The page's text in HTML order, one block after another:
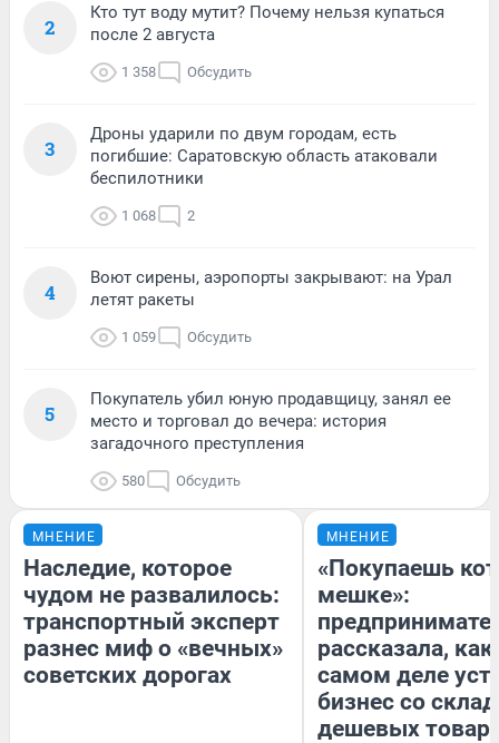
2
Кто тут воду мутит? Почему нельзя купаться
после 2 августа
1 358 Обсудить
3
Дроны ударили по двум городам, есть
погибшие: Саратовскую область атаковали
беспилотники
1 068 2
4
Воют сирены, аэропорты закрывают: на Урал
летят ракеты
1 059 Обсудить
5
Покупатель убил юную продавщицу, занял ее
место и торговал до вечера: история
загадочного преступления
580 Обсудить
МНЕНИЕ
Наследие, которое
чудом не развалилось:
транспортный эксперт
разнес миф о «вечных»
советских дорогах
МНЕНИЕ
«Покупаешь
мешке»:
рассказала, как
самом деле
бизнес со
дешевых